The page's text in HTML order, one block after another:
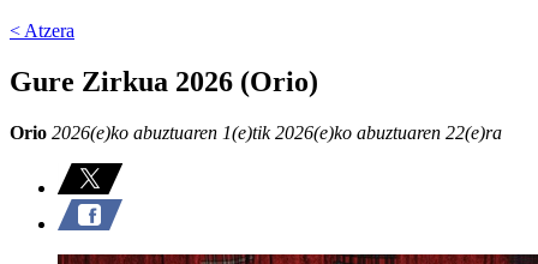
< Atzera
Gure Zirkua 2026 (Orio)
Orio 2026(e)ko abuztuaren 1(e)tik 2026(e)ko abuztuaren 22(e)ra